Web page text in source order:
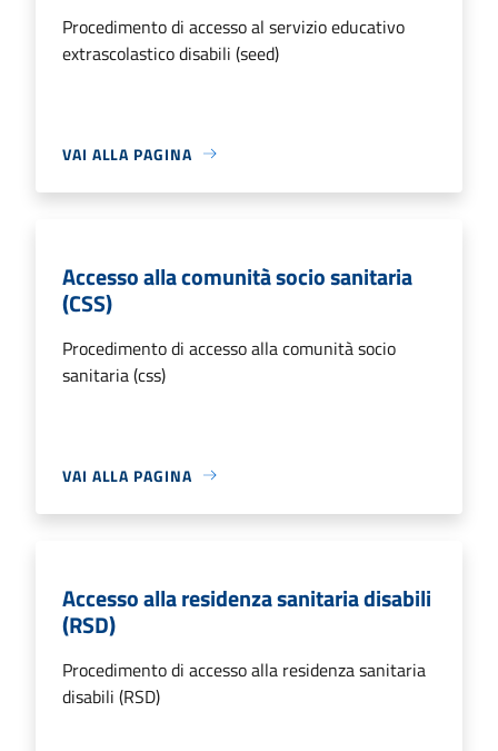
Procedimento di accesso al servizio educativo
extrascolastico disabili (seed)
VAI ALLA PAGINA
Accesso alla comunità socio sanitaria
(CSS)
Procedimento di accesso alla comunità socio
sanitaria (css)
VAI ALLA PAGINA
Accesso alla residenza sanitaria disabili
(RSD)
Procedimento di accesso alla residenza sanitaria
disabili (RSD)